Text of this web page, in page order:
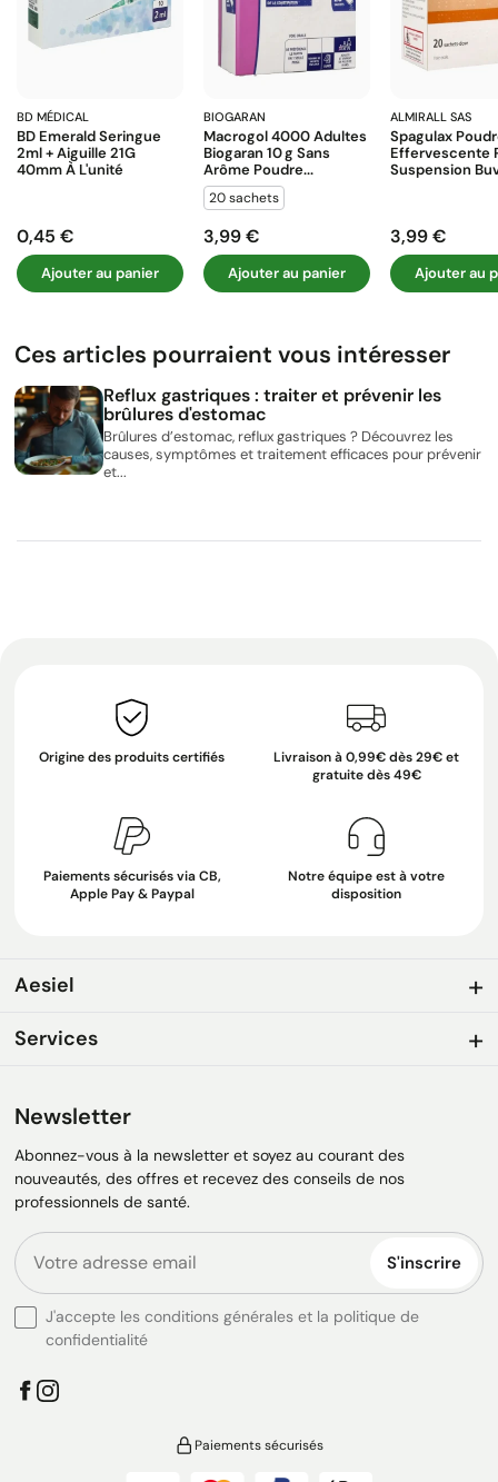
BD MÉDICAL
BD Emerald Seringue
2ml + Aiguille 21G
40mm À L'unité
Prix
0,45 €
Ajouter au panier
BIOGARAN
Macrogol 4000 Adultes
Biogaran 10 G Sans
Arôme Poudre...
20 sachets
Prix
3,99 €
Ajouter au panier
ALMIRALL SAS
Spagulax
Effervescente
Suspension
Prix
3,99 €
Ajouter au
Ces articles pourraient vous intéresser
Reflux gastriques : traiter et prévenir les
brûlures d'estomac
Brûlures d’estomac, reflux gastriques ? Découvrez les
causes, symptômes et traitement efficaces pour prévenir
et...
Origine des produits certifiés
Livraison à 0,99€ dès 29€ et
gratuite dès 49€
Paiements sécurisés via CB,
Apple Pay & Paypal
Notre équipe est à votre
disposition
Aesiel
Services
Newsletter
Abonnez-vous à la newsletter et soyez au courant des
nouveautés, des offres et recevez des conseils de nos
professionnels de santé.
S'inscrire
J'accepte les conditions générales et la politique de
confidentialité
Paiements sécurisés